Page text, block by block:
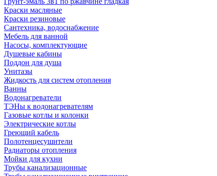
Краски масляные
Краски резиновые
Сантехника, водоснабжение
Мебель для ванной
Насосы, комплектующие
Душевые кабины
Поддон для душа
Унитазы
Жидкость для систем отопления
Ванны
Водонагреватели
ТЭНы к водонагревателям
Газовые котлы и колонки
Электрические котлы
Греющий кабель
Полотенцесушители
Радиаторы отопления
Мойки для кухни
Трубы канализационные